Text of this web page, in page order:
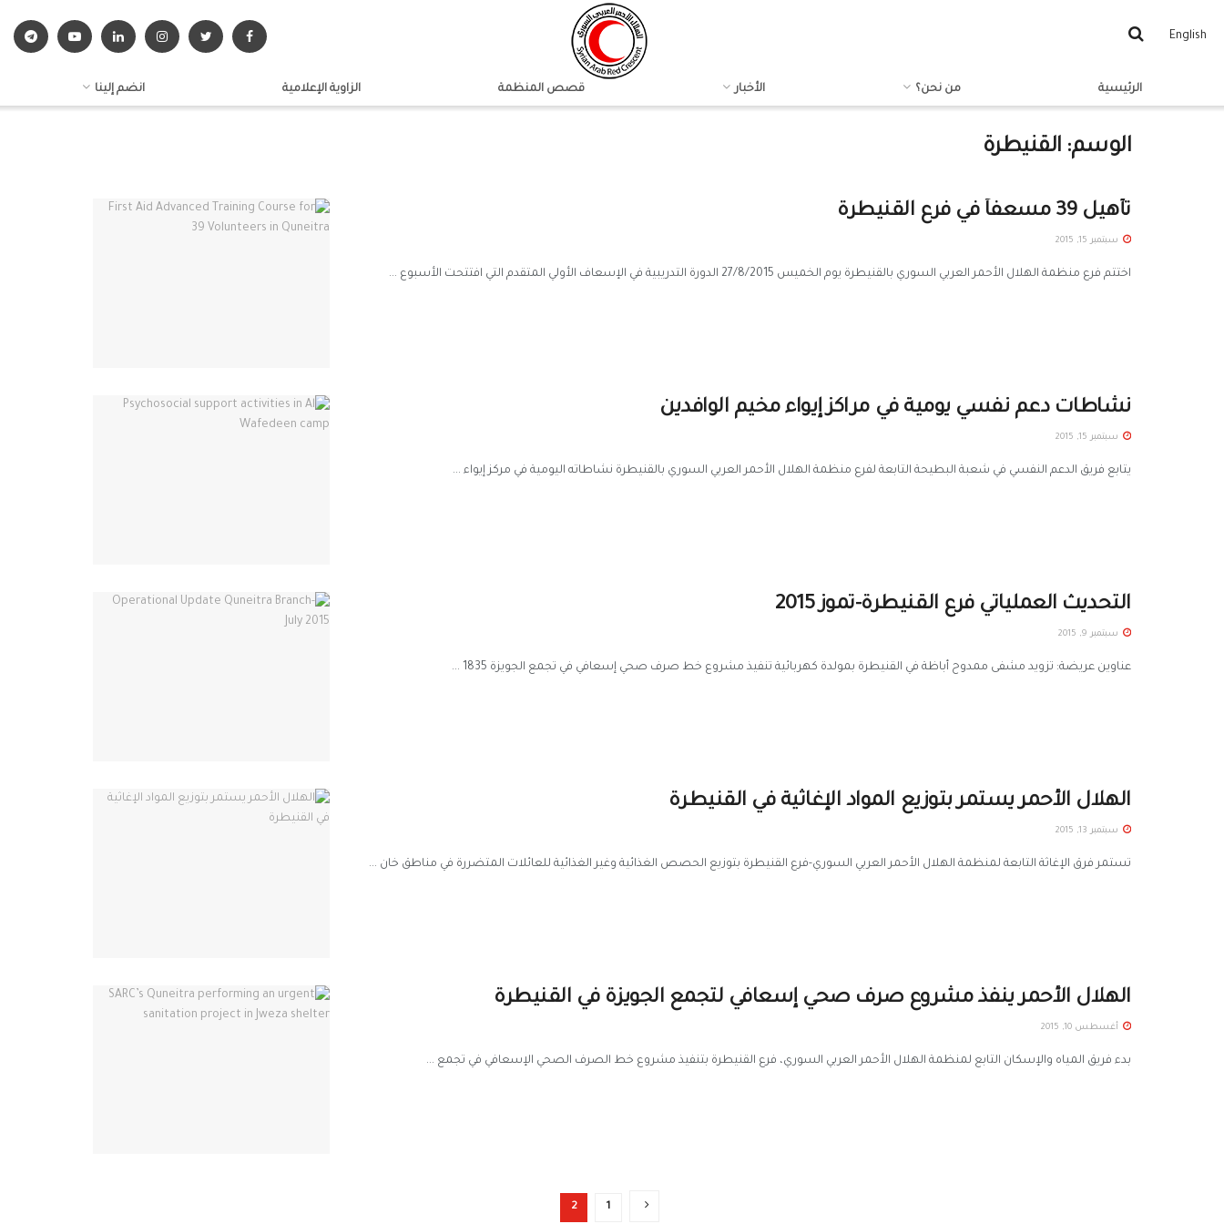
English
الرئيسية من نحن؟ الأخبار قصص المنظمة الزاوية الإعلامية انضم إلينا
الوسم: القنيطرة
تأهيل 39 مسعفاً في فرع القنيطرة
سبتمبر 15, 2015
اختتم فرع منظمة الهلال الأحمر العربي السوري بالقنيطرة يوم الخميس 27/8/2015 الدورة التدريبية في الإسعاف الأولي المتقدم التي افتتحت الأسبوع ...
نشاطات دعم نفسي يومية في مراكز إيواء مخيم الوافدين
سبتمبر 15, 2015
يتابع فريق الدعم النفسي في شعبة البطيحة التابعة لفرع منظمة الهلال الأحمر العربي السوري بالقنيطرة نشاطاته اليومية في مركز إيواء ...
التحديث العملياتي فرع القنيطرة-تموز 2015
سبتمبر 9, 2015
عناوين عريضة: تزويد مشفى ممدوح أباظة في القنيطرة بمولدة كهربائية تنفيذ مشروع خط صرف صحي إسعافي في تجمع الجويزة 1835 ...
الهلال الأحمر يستمر بتوزيع المواد الإغاثية في القنيطرة
سبتمبر 13, 2015
تستمر فرق الإغاثة التابعة لمنظمة الهلال الأحمر العربي السوري-فرع القنيطرة بتوزيع الحصص الغذائية وغير الغذائية للعائلات المتضررة في مناطق خان ...
الهلال الأحمر ينفذ مشروع صرف صحي إسعافي لتجمع الجويزة في القنيطرة
أغسطس 10, 2015
بدء فريق المياه والإسكان التابع لمنظمة الهلال الأحمر العربي السوري، فرع القنيطرة بتنفيذ مشروع خط الصرف الصحي الإسعافي في تجمع ...
1
2